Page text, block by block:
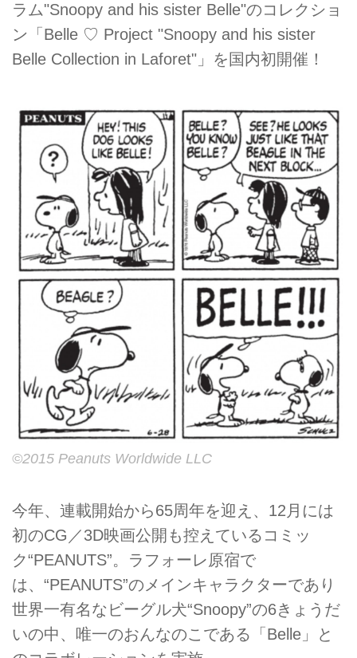
ラム"Snoopy and his sister Belle"のコレクショ
ン「Belle ♡ Project "Snoopy and his sister
Belle Collection in Laforet"」を国内初開催！
©2015 Peanuts Worldwide LLC
今年、連載開始から65周年を迎え、12月には
初のCG／3D映画公開も控えているコミッ
ク“PEANUTS”。ラフォーレ原宿で
は、“PEANUTS”のメインキャラクターであり
世界一有名なビーグル犬“Snoopy”の6きょうだ
いの中、唯一のおんなのこである「Belle」と